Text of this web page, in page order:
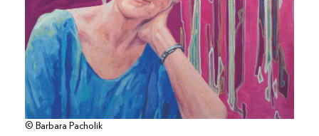
© Barbara Pacholik